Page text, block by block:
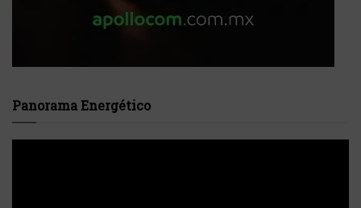
Panorama Energético